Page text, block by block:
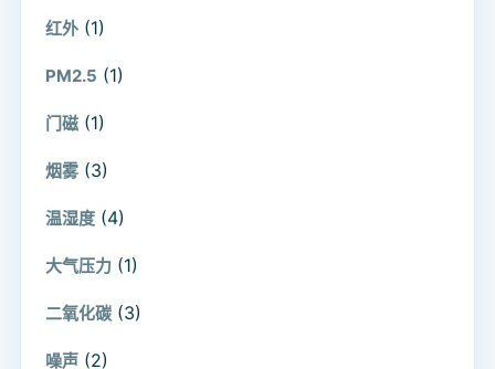
红外 (1)
PM2.5 (1)
门磁 (1)
烟雾 (3)
温湿度 (4)
大气压力 (1)
二氧化碳 (3)
噪声 (2)